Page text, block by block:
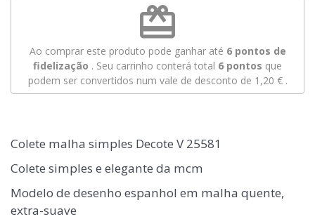
redeem
Ao comprar este produto pode ganhar até 6pontos de
fidelização . Seu carrinho conterá total 6 pontos que
podem ser convertidos num vale de desconto de 1,20 €.
Colete malha simples Decote V 25581
Colete simples e elegante da mcm
Modelo de desenho espanhol em malha quente,
extra-suave